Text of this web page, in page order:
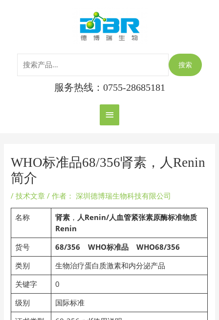
主
菜
单
搜索
服务热线：0755-28685181
WHO标准品68/356肾素，人Renin
简介
/技术文章 / 作者： 深圳德博瑞生物科技有限公司
名称 肾素， 人Renin/人血管紧张素原酶标准物质
Renin
货号
68/356 WHO标准品 WHO68/356
类别
生物治疗蛋白质激素和内分泌产品
关键字
0
级别
国际标准